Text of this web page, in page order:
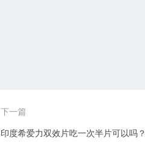
下一篇
印度希爱力双效片吃一次半片可以吗？